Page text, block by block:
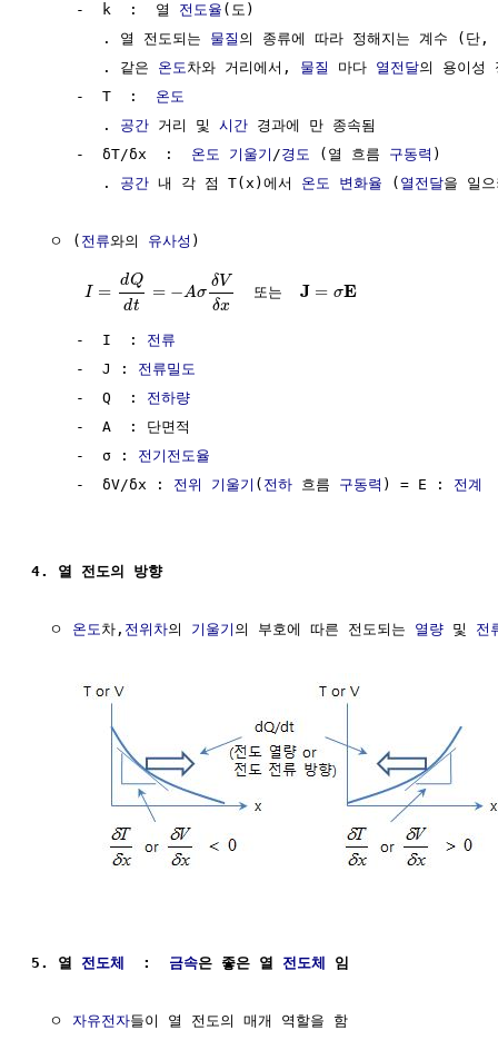
     -  k  :  열
전도율 (도)
        . 열 전도되는
물질 의 종류에 따라 정해지는 계수 (단,
        . 같은
온도차와 거리에서, 물질 마다 열전달의 용이성
     -  T  :
온도
        .
공간 거리 및 시간 경과에 만 종속됨
     -  δT/δx  :
온도 기울기 /경도 (열 흐름 구동력 )
        .
공간 내 각 점 T(x)에서 온도 변화율 ( 열전달을 일
  ㅇ (
전류와의 유사성 )
I =
dQ
dt
= −Aσ
δV
δx
  또는
J = σE
     -  I  :
전류
     -  J :
전류밀도
     -  Q  :
전하량
-  A  : 단면적
     -  σ :
전기전도율
     -  δV/δx :
전위 기울기 ( 전하 흐름 구동력 ) = E : 전계
4. 열 전도의 방향
  ㅇ
온도차, 전위차의 기울기 의 부호에 따른 전도되는 열량 및 전
5. 열 전도체
  :
금속은 좋은 열 전도체 임
  ㅇ
자유전자들이 열 전도의 매개 역할을 함